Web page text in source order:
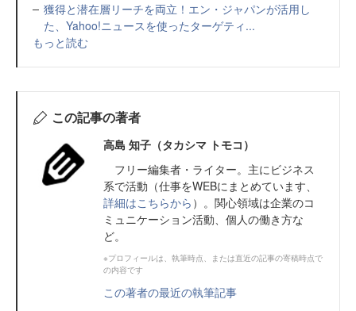
獲得と潜在層リーチを両立！エン・ジャパンが活用し
た、Yahoo!ニュースを使ったターゲティ...
もっと読む
この記事の著者
高島 知子（タカシマ トモコ）
フリー編集者・ライター。主にビジネス
系で活動（仕事をWEBにまとめています、
詳細はこちらから ）。関心領域は企業のコ
ミュニケーション活動、個人の働き方な
ど。
※プロフィールは、執筆時点、または直近の記事の寄稿時点で
の内容です
この著者の最近の執筆記事